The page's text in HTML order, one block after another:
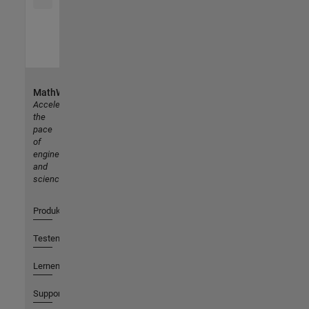
MathWorks
Accelerating
the
pace
of
engineering
and
science
Produkte
Testen oder Kaufen
Lernen
Support